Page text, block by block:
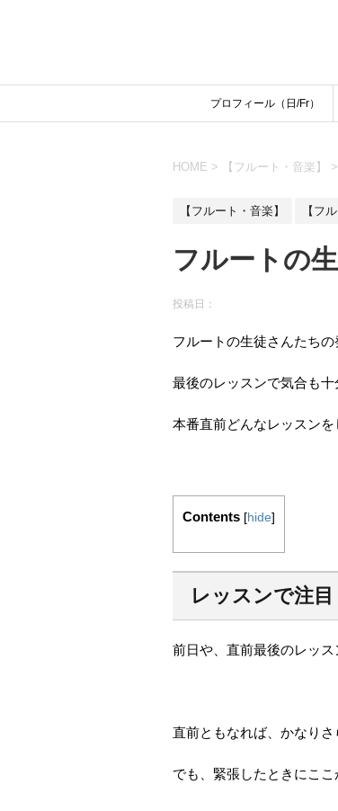
プロフィール（日/Fr）
HOME > 【フルート・音楽】 >
【フルート・音楽】 【フ
フルートの
投稿日：
フルートの生徒さんたち
最後のレッスンで気合も
本番直前どんなレッスン
Contents [hide]
レッスンで注
前日や、直前最後のレッ
直前ともなれば、かなり
でも、緊張したときにこ